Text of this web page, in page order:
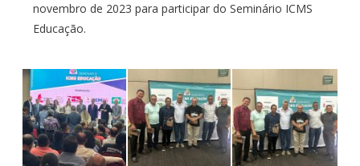
novembro de 2023 para participar do Seminário ICMS
Educação.